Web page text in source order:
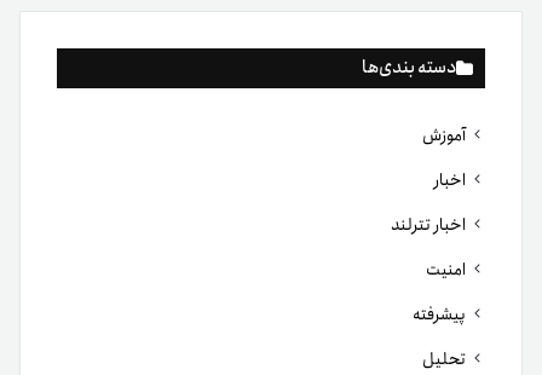
دسته بندی‌ها
آموزش
اخبار
اخبار تترلند
امنیت
پیشرفته
تحلیل